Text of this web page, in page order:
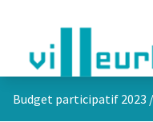
Budget participatif 2023 /